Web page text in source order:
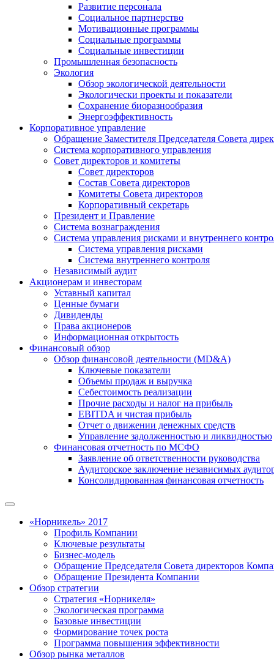
Развитие персонала
Социальное партнерство
Мотивационные программы
Социальные программы
Социальные инвестиции
Промышленная безопасность
Экология
Обзор экологической деятельности
Экологически проекты и показатели
Сохранение биоразнообразия
Энергоэффективность
Корпоративное управление
Обращение Заместителя Председателя Совета
Система корпоративного управления
Совет директоров и комитеты
Совет директоров
Состав Совета директоров
Комитеты Совета директоров
Корпоративный секретарь
Президент и Правление
Система вознаграждения
Система управления рисками и внутреннего
Система управления рисками
Система внутреннего контроля
Независимый аудит
Акционерам и инвесторам
Уставный капитал
Ценные бумаги
Дивиденды
Права акционеров
Информационная открытость
Финансовый обзор
Обзор финансовой деятельности (MD&A)
Ключевые показатели
Объемы продаж и выручка
Себестоимость реализации
Прочие расходы и налог на прибыль
EBITDA и чистая прибыль
Отчет о движении денежных средств
Управление задолженностью и ликвидностью
Финансовая отчетность по МСФО
Заявление об ответственности руководства
Аудиторское заключение независимых
Консолидированная финансовая отчетность
«Норникель» 2017
Профиль Компании
Ключевые результаты
Бизнес-модель
Обращение Председателя Совета директоров
Обращение Президента Компании
Обзор стратегии
Стратегия «Норникеля»
Экологическая программа
Базовые инвестиции
Формирование точек роста
Программа повышения эффективности
Обзор рынка металлов